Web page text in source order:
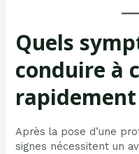
Quels
conduire à
rapidement
Après la pose d’une
signes nécessitent un